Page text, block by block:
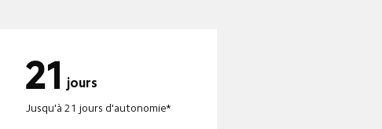
jours
Jusqu'à 21 jours d'autonomie*